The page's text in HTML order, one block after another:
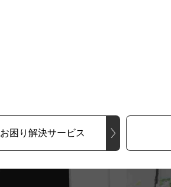
お困り解決サービス